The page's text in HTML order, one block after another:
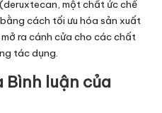
một chất ức chế
cách tối ưu hóa sản xuất
ra cánh cửa cho các chất
tác dụng.
Bình luận của